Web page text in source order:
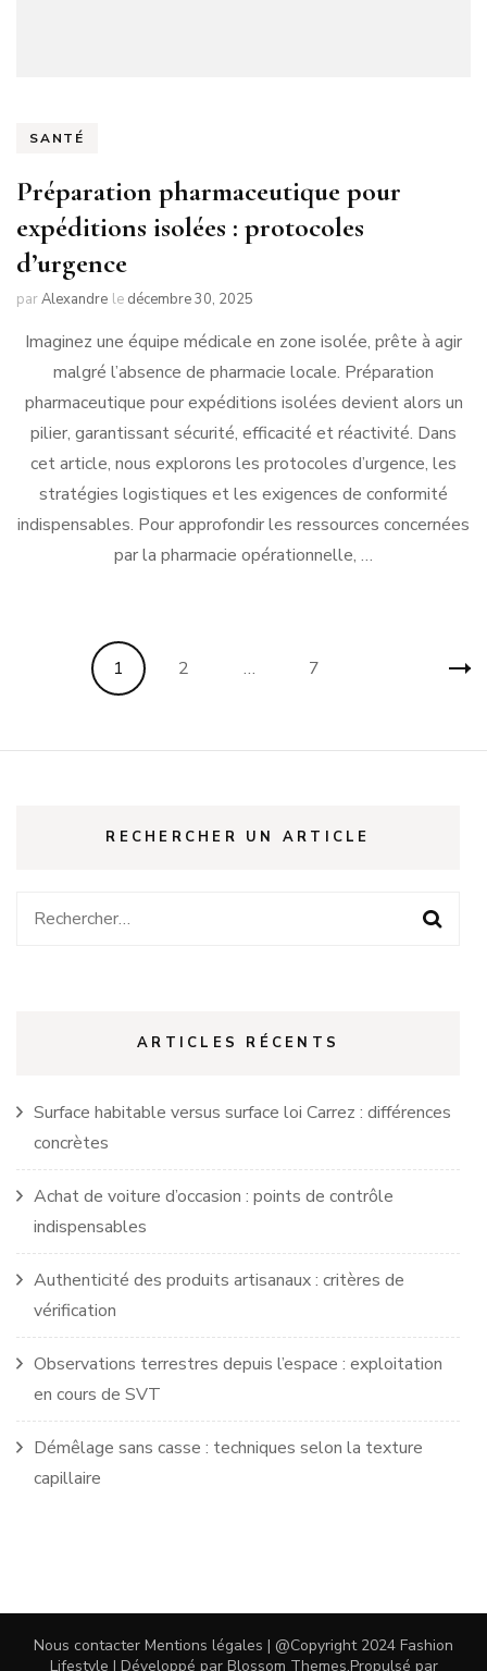
SANTÉ
Préparation pharmaceutique pour
expéditions isolées : protocoles
d’urgence
parAlexandre le décembre 30, 2025
Imaginez une équipe médicale en zone isolée, prête à agir
malgré l’absence de pharmacie locale. Préparation
pharmaceutique pour expéditions isolées devient alors un
pilier, garantissant sécurité, efficacité et réactivité. Dans
cet article, nous explorons les protocoles d’urgence, les
stratégies logistiques et les exigences de conformité
indispensables. Pour approfondir les ressources concernées
par la pharmacie opérationnelle, …
Pagination
Page
1 Page
2 … Page
7
RECHERCHER UN ARTICLE
Rechercher :
ARTICLES RÉCENTS
Surface habitable versus surface loi Carrez : différences
concrètes
Achat de voiture d’occasion : points de contrôle
indispensables
Authenticité des produits artisanaux : critères de
vérification
Observations terrestres depuis l’espace : exploitation
en cours de SVT
Démêlage sans casse : techniques selon la texture
capillaire
Nous contacter Mentions légales | @Copyright 2024 Fashion
Lifestyle | Développé par Blossom Themes.Propulsé par